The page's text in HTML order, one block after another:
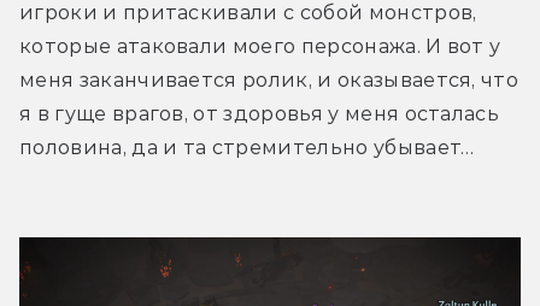
игроки и притаскивали с собой монстров,
которые атаковали моего персонажа. И вот у
меня заканчивается ролик, и оказывается, что
я в гуще врагов, от здоровья у меня осталась
половина, да и та стремительно убывает…